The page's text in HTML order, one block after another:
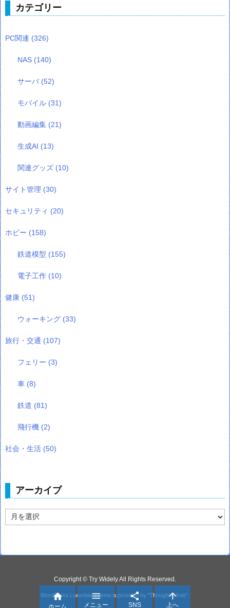
カテゴリー
PC関連 (326)
NAS (140)
サーバ (52)
モバイル (31)
動画編集 (21)
生成AI (13)
関連グッズ (10)
サイト管理 (30)
セキュリティ (20)
ホビー (158)
鉄道模型 (155)
電子工作 (10)
健康 (51)
ウォーキング (33)
旅行・交通 (107)
フェリー (3)
車 (8)
鉄道 (81)
飛行機 (2)
社会・生活 (50)
アーカイブ
ー
Copyright © Try WidelyAll Rights Reserved.
WordPress Luxeritas Theme is provided by " Thought is free

ホーム

メニュー

SNS

上へ